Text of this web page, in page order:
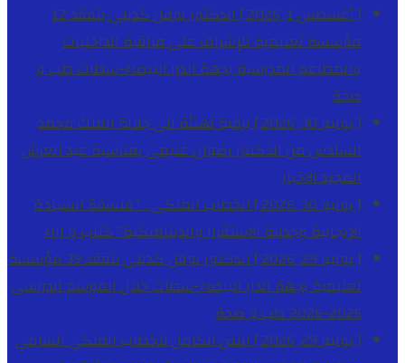
[ أغسطس 1, 2026 ]
الدكتور نوفل كديلي يتفقد 12
مؤسسة تعليمية للإشراف على مراقبة الداخليات
والمطاعم المدرسية بجهة الدار البيضاء-سطاتطب و
صحة
[ يوليو 30, 2026 ]
برقية تهنئة الى جلالة الملك محمد
السادس من الدكتور رضوان غنيمي بمناسبة عيد العرش
المجيدالاخبار
[ يوليو 30, 2026 ]
الخطاب الملكي .. “فلسفة السيادة
الإيجابية وجدلية الاستقرار والديناميكية”كتاب و اراء
[ يوليو 29, 2026 ]
الدكتور نوفل كديلي يتفقد 39 مؤسسة
تعليمية بجهة الدار البيضاء-سطات خلال الموسم الدراسي
2025-2026
طب و صحة
[ يوليو 29, 2026 ]
النص الكامل للخطاب الملكي السامي